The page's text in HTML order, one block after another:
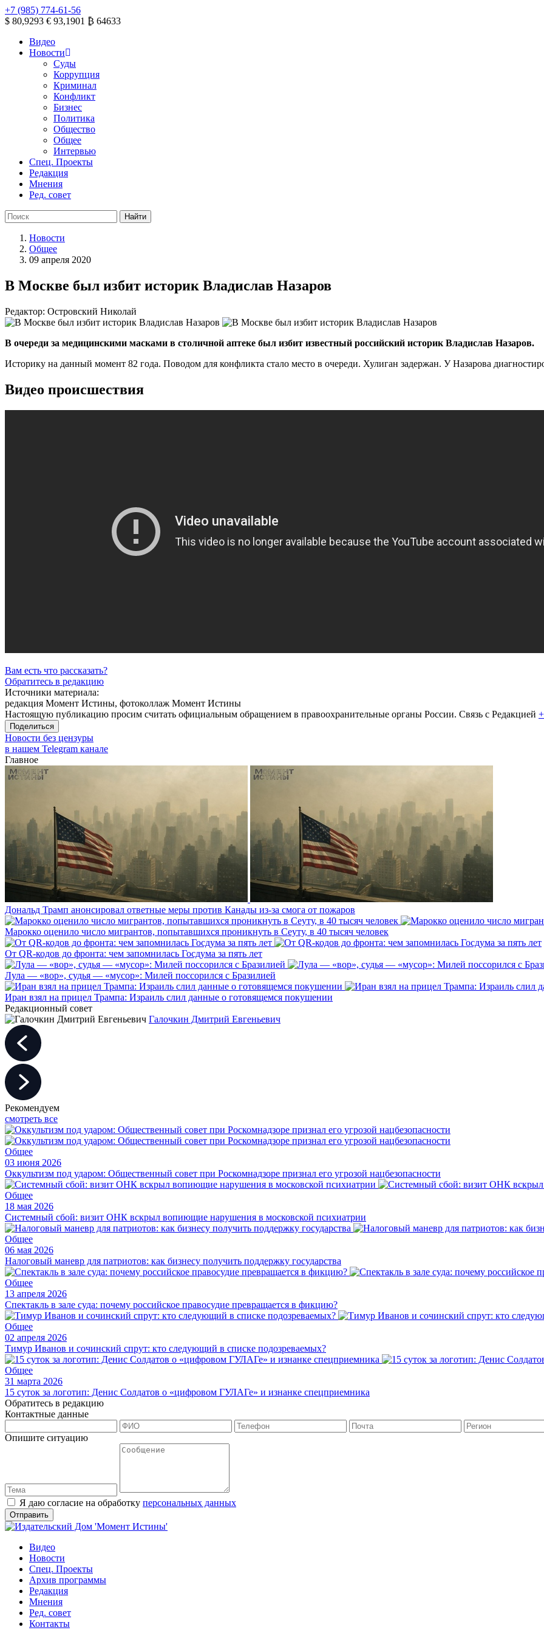
+7 (985) 774-61-56
$ 80,9293 € 93,1901 ₿ 64633
Видео
Новости
Суды
Коррупция
Криминал
Конфликт
Бизнес
Политика
Общество
Общее
Интервью
Спец. Проекты
Редакция
Мнения
Ред. совет
Новости
Общее
09 апреля 2020
В Москве был избит историк Владислав Назаров
Редактор: Островский Николай
В очереди за медицинскими масками в столичной аптеке был избит известный российский историк Владислав Назаров.
Историку на данный момент 82 года. Поводом для конфликта стало место в очереди. Хулиган задержан. У Назарова
Видео происшествия
Вам есть что рассказать?
Обратитесь в редакцию
Источники материала:
редакция Момент Истины, фотоколлаж Момент Истины
Настоящую публикацию просим считать официальным обращением в правоохранительные органы России. Связь с Редакцией
Поделиться
Новости без цензуры
в нашем Telegram канале
Главное
Дональд Трамп анонсировал ответные меры против Канады из-за смога от пожаров
Марокко оценило число мигрантов, попытавшихся проникнуть в Сеуту, в 40 тысяч человек
От QR-кодов до фронта: чем запомнилась Госдума за пять лет
Лула — «вор», судья — «мусор»: Милей поссорился с Бразилией
Иран взял на прицел Трампа: Израиль слил данные о готовящемся покушении
Редакционный совет
Галочкин Дмитрий Евгеньевич
Рекомендуем
смотреть все
Общее
03 июня 2026
Оккультизм под ударом: Общественный совет при Роскомнадзоре признал его угрозой нацбезопасности
Общее
18 мая 2026
Системный сбой: визит ОНК вскрыл вопиющие нарушения в московской психиатрии
Общее
06 мая 2026
Налоговый маневр для патриотов: как бизнесу получить поддержку государства
Общее
13 апреля 2026
Спектакль в зале суда: почему российское правосудие превращается в фикцию?
Общее
02 апреля 2026
Тимур Иванов и сочинский спрут: кто следующий в списке подозреваемых?
Общее
31 марта 2026
15 суток за логотип: Денис Солдатов о «цифровом ГУЛАГе» и изнанке спецприемника
Обратитесь в редакцию
Контактные данные
Опишите ситуацию
Я даю согласие на обработку персональных данных
Видео
Новости
Спец. Проекты
Архив программы
Редакция
Мнения
Ред. совет
Контакты